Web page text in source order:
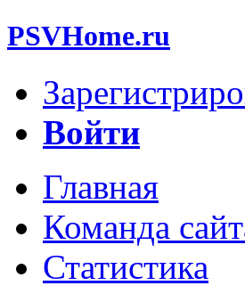
PSVHome.ru
Войти
Главная
Команда
Статистика